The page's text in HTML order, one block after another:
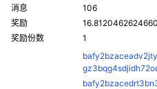
消息
106
奖励
奖励份数
1